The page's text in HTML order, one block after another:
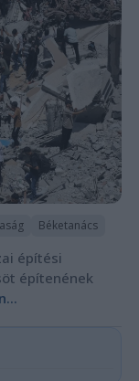
Béketanács
építési
építenének